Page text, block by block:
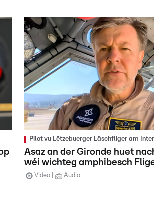
Pilot vu Lëtzebuerger Läschfliger am
Asaz an der Gironde huet
wéi wichteg amphibesch
Video Audio